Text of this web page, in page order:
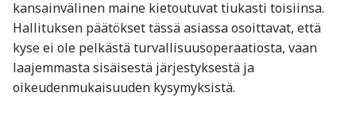
kansainvälinen maine kietoutuvat tiukasti toisiinsa.
Hallituksen päätökset tässä asiassa osoittavat, että
kyse ei ole pelkästä turvallisuusoperaatiosta, vaan
laajemmasta sisäisestä järjestyksestä ja
oikeudenmukaisuuden kysymyksistä.